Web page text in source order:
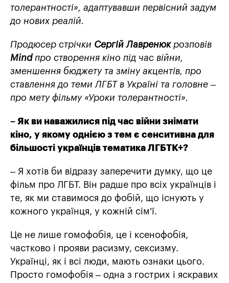
толерантності», адаптувавши первісний задум
до нових реалій.
Продюсер стрічки Сергій Лавренюкрозповів
Mind про створення кіно під час війни,
зменшення бюджету та зміну акцентів, про
ставлення до теми ЛГБТ в Україні та головне –
про мету фільму «Уроки толерантності».
– Як ви наважилися під час війни знімати
кіно, у якому однією з тем є сенситивна для
більшості українців тематика ЛГБТК+?
– Я хотів би відразу заперечити думку, що це
фільм про ЛГБТ. Він радше про всіх українців і
те, як ми ставимося до фобій, що існують у
кожного українця, у кожній сім’ї.
Це не лише гомофобія, це і ксенофобія,
частково і прояви расизму, сексизму.
Українці, як і всі люди, мають ознаки цього.
Просто гомофобія – одна з гострих і яскравих